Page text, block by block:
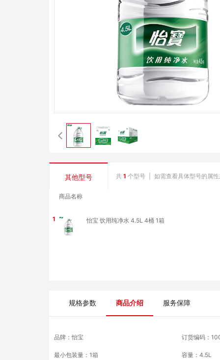
其他型号 共 1 个型号 如需查看具体型号的属
商品名称
1 怡宝 饮用纯净水 4.5L 4桶 1箱
规格参数 商品介绍 服务保障
品牌：怡宝 订货编码：
最小包装量： 1箱 容量 ： 4.5L